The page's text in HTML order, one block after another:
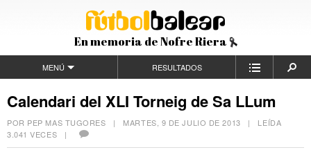
En memoria de Nofre Riera
MENÚ RESULTADOS
Calendari del XLI Torneig de Sa LLum
POR PEP MAS TUGORES | MARTES, 9 DE JULIO DE 2013 | LEÍDA
3.041 VECES |